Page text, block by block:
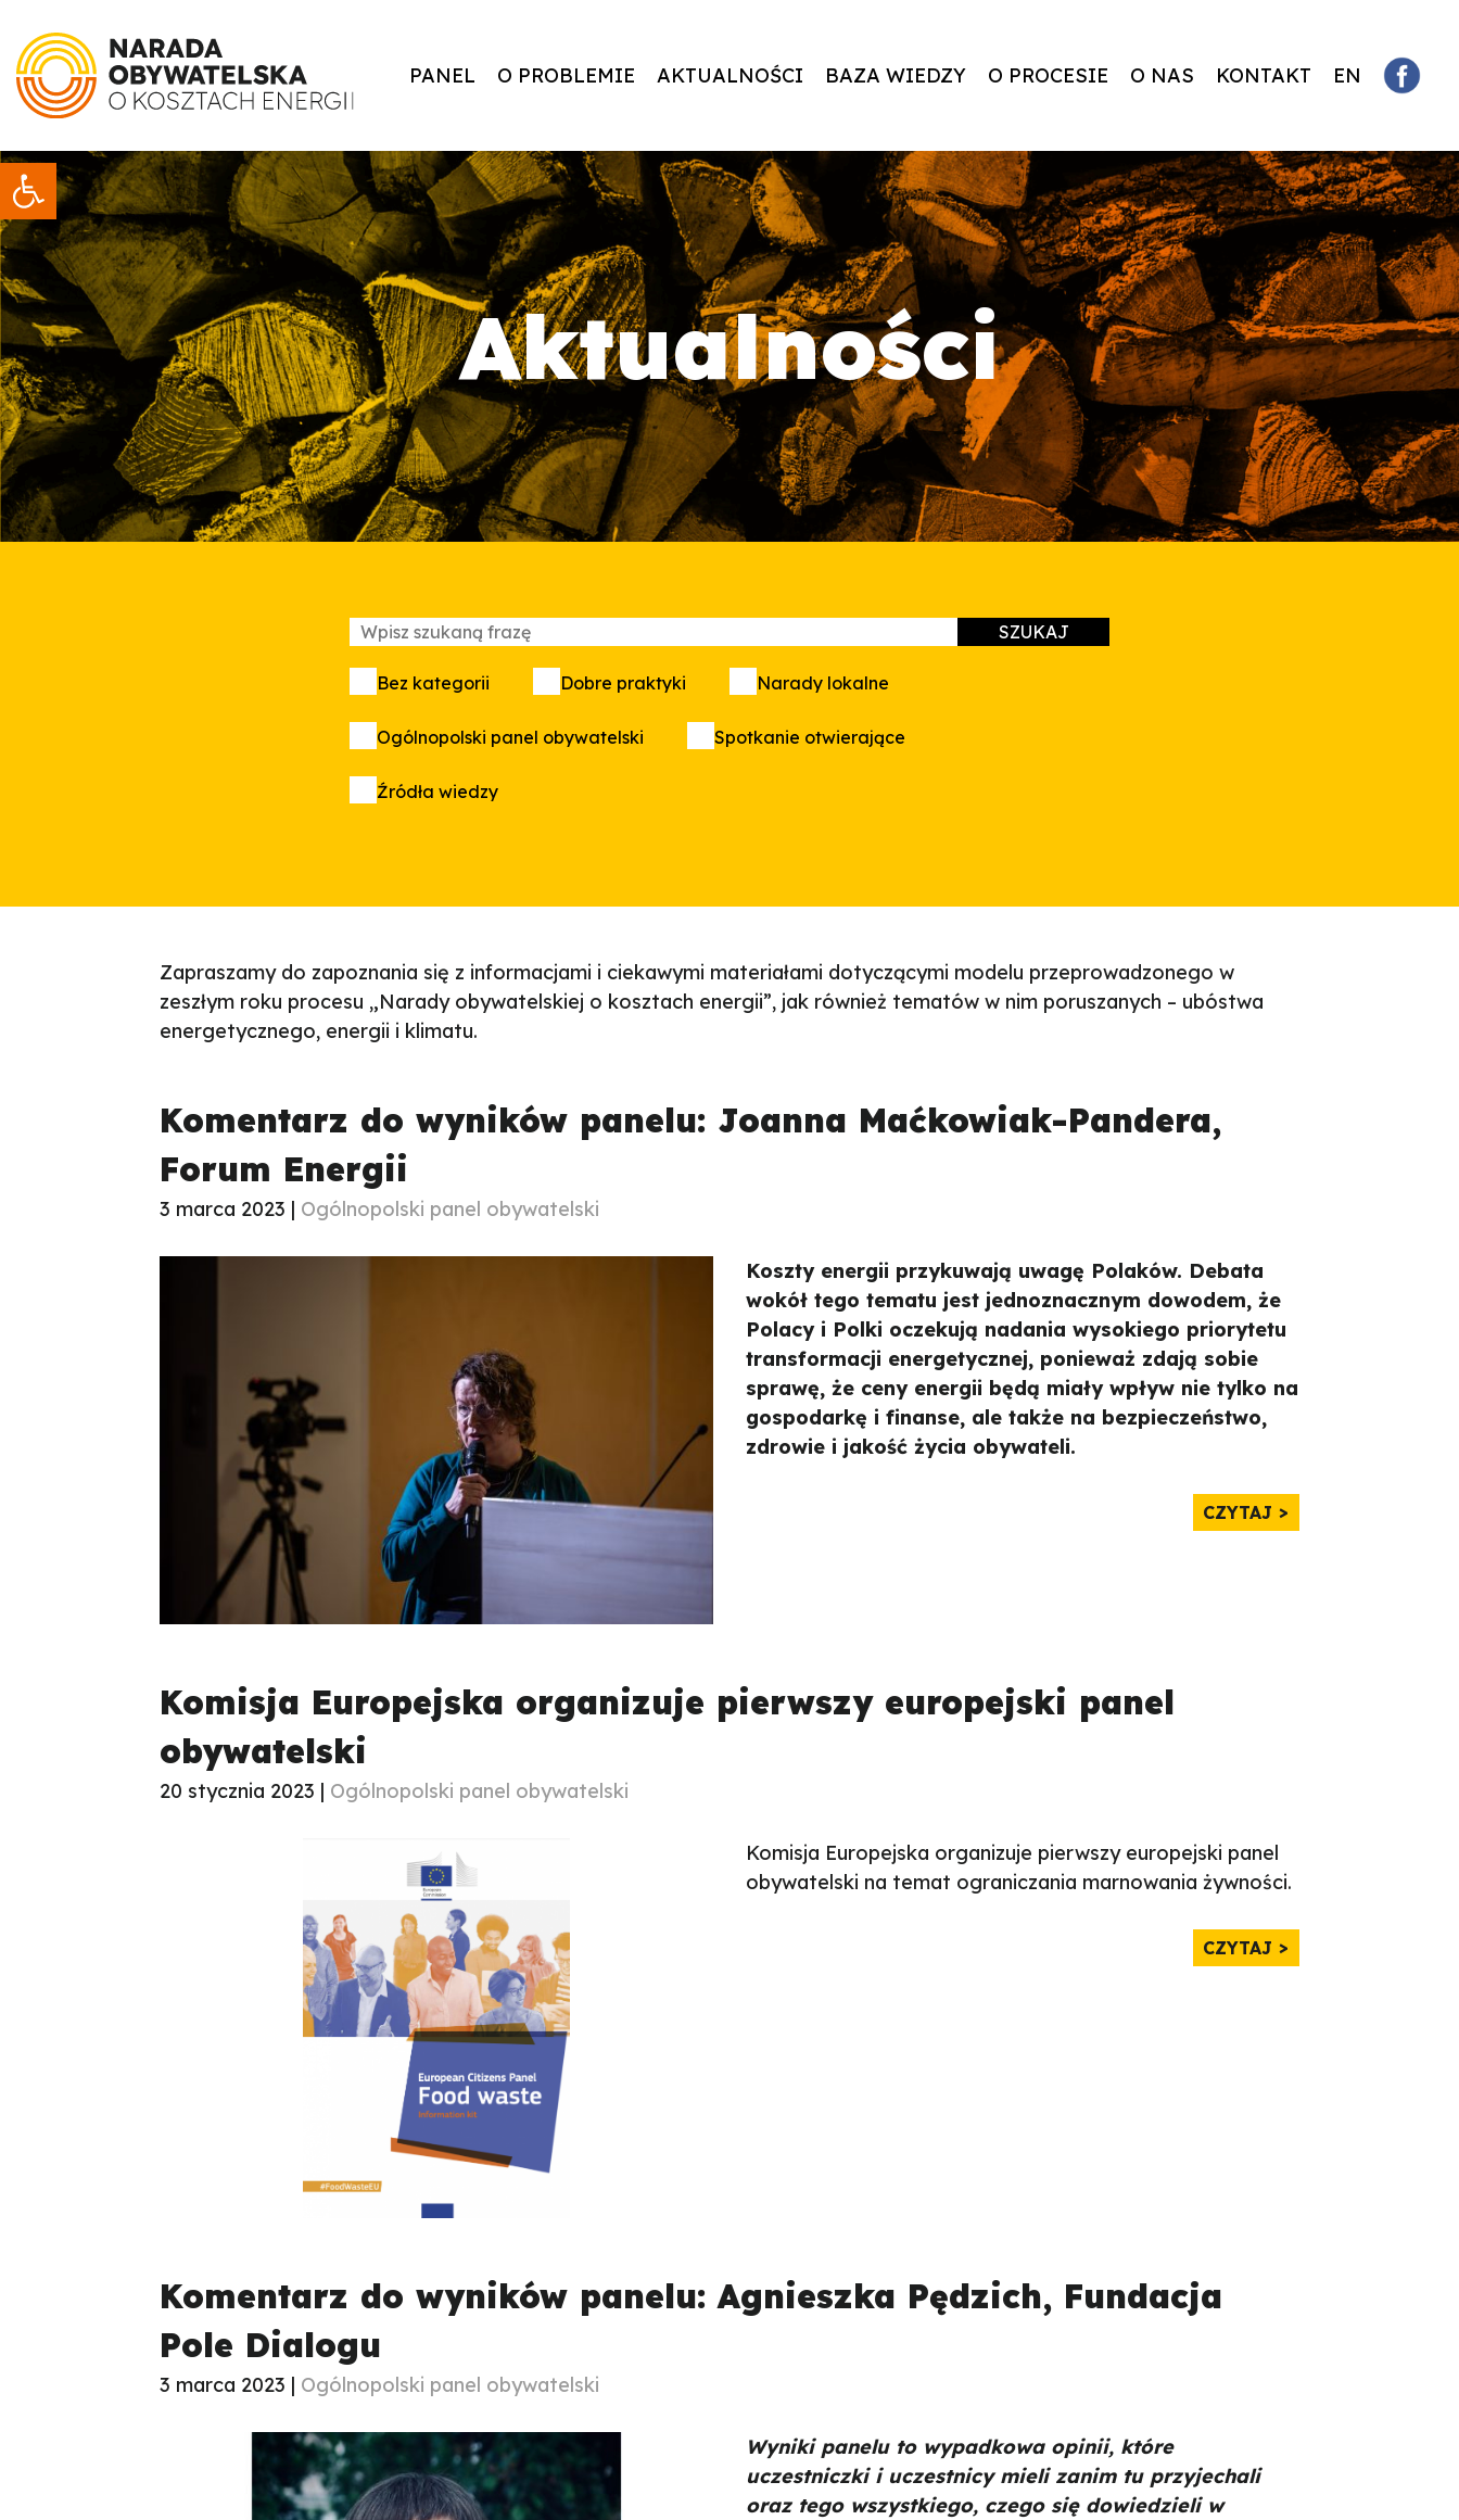
Otwórz pasek narzędzi
PANEL O PROBLEMIE AKTUALNOŚCI BAZA WIEDZY O PROCESIE O NAS KONTAKT EN
Aktualności
Bez kategorii Dobre praktyki Narady lokalne
Ogólnopolski panel obywatelski Spotkanie otwierające
Źródła wiedzy
Zapraszamy do zapoznania się z informacjami i ciekawymi materiałami dotyczącymi modelu przeprowadzonego w
zeszłym roku procesu „Narady obywatelskiej o kosztach energii”, jak również tematów w nim poruszanych – ubóstwa
energetycznego, energii i klimatu.
Komentarz do wyników panelu: Joanna Maćkowiak-Pandera,
Forum Energii
3 marca 2023 | Ogólnopolski panel obywatelski
Koszty energii przykuwają uwagę Polaków. Debata
wokół tego tematu jest jednoznacznym dowodem, że
Polacy i Polki oczekują nadania wysokiego priorytetu
transformacji energetycznej, ponieważ zdają sobie
sprawę, że ceny energii będą miały wpływ nie tylko na
gospodarkę i finanse, ale także na bezpieczeństwo,
zdrowie i jakość życia obywateli.
CZYTAJ
Komisja Europejska organizuje pierwszy europejski panel
obywatelski
20 stycznia 2023 | Ogólnopolski panel obywatelski
Komisja Europejska organizuje pierwszy europejski panel
obywatelski na temat ograniczania marnowania żywności.
CZYTAJ
Komentarz do wyników panelu: Agnieszka Pędzich, Fundacja
Pole Dialogu
3 marca 2023 | Ogólnopolski panel obywatelski
Wyniki panelu to wypadkowa opinii, które
uczestniczki i uczestnicy mieli zanim tu przyjechali
oraz tego wszystkiego, czego się dowiedzieli w